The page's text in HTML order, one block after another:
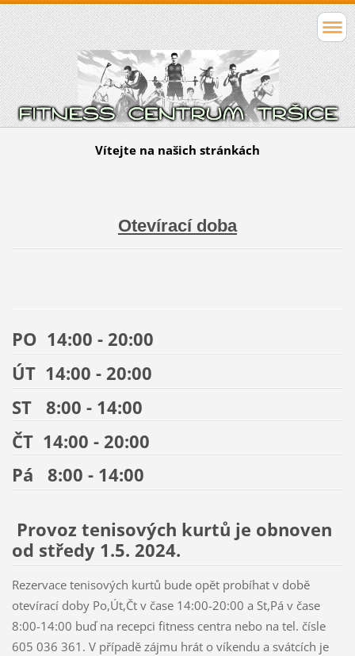
Vítejte na našich stránkách
Otevírací doba
PO 14:00 - 20:00
ÚT 14:00 - 20:00
ST 8:00 - 14:00
ČT 14:00 - 20:00
Pá 8:00 - 14:00
Provoz tenisových kurtů je obnoven
od středy 1.5. 2024.
Rezervace tenisových kurtů bude opět probíhat v době
otevírací doby Po,Út,Čt v čase 14:00-20:00 a St,Pá v čase
8:00-14:00 buď na recepci fitness centra nebo na tel. čísle
605 036 361. V případě zájmu hrát o víkendu a svátcích je